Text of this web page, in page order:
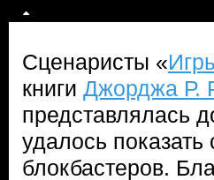
Сценаристы «
книги Джорджа Р.
представлялась
удалось
блокбастеров.